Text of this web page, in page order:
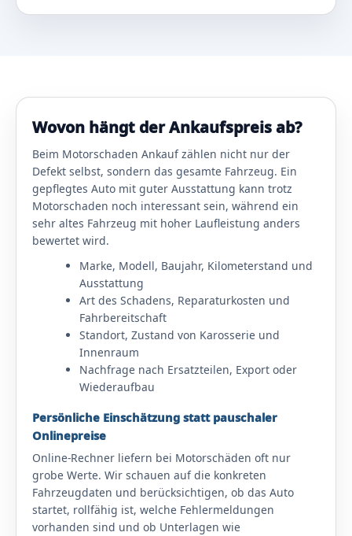
Wovon hängt der Ankaufspreis ab?
Beim Motorschaden Ankauf zählen nicht nur der
Defekt selbst, sondern das gesamte Fahrzeug. Ein
gepflegtes Auto mit guter Ausstattung kann trotz
Motorschaden noch interessant sein, während ein
sehr altes Fahrzeug mit hoher Laufleistung anders
bewertet wird.
Marke, Modell, Baujahr, Kilometerstand und
Ausstattung
Art des Schadens, Reparaturkosten und
Fahrbereitschaft
Standort, Zustand von Karosserie und
Innenraum
Nachfrage nach Ersatzteilen, Export oder
Wiederaufbau
Persönliche Einschätzung statt pauschaler
Onlinepreise
Online-Rechner liefern bei Motorschäden oft nur
grobe Werte. Wir schauen auf die konkreten
Fahrzeugdaten und berücksichtigen, ob das Auto
startet, rollfähig ist, welche Fehlermeldungen
vorhanden sind und ob Unterlagen wie